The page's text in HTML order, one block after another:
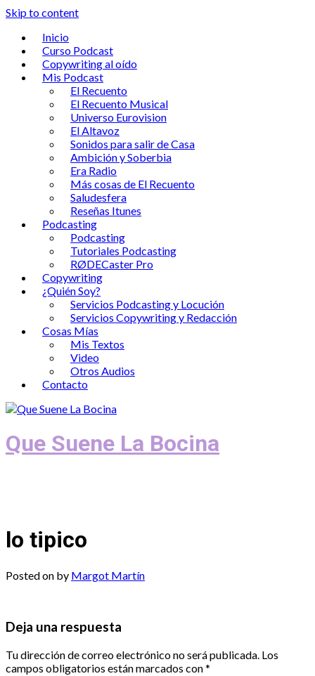
Skip to content
Inicio
Curso Podcast
Copywriting al oído
Mis Podcast
El Recuento
El Recuento Musical
Universo Eurovision
El Altavoz
Sonidos para salir de Casa
Ambición y Soberbia
Era Radio
Más cosas de El Recuento
Saludesfera
Reseñas Itunes
Podcasting
Podcasting
Tutoriales Podcasting
RØDECaster Pro
Copywriting
¿Quién Soy?
Servicios Podcasting y Locución
Servicios Copywriting y Redacción
Cosas Mías
Mis Textos
Video
Otros Audios
Contacto
Que Suene La Bocina
lo tipico
Posted on by Margot Martín
Deja una respuesta
Tu dirección de correo electrónico no será publicada. Los
campos obligatorios están marcados con*